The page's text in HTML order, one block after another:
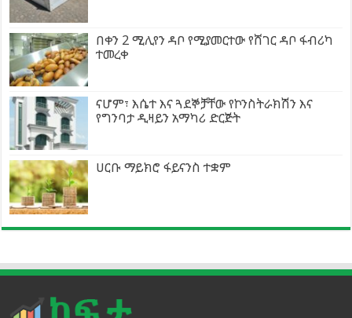
በቀን 2 ሚሊየን ዳቦ የሚያመርተው የሸገር ዳቦ ፋብሪካ
ተመረቀ
ናሆም፣ እሴተ እና ጓደኞቻቸው የኮንስትራክሽን እና
የግንባታ ዲዛይን አማካሪ ድርጅት
ሀርቡ ማይክሮ ፋይናንስ ተቋም